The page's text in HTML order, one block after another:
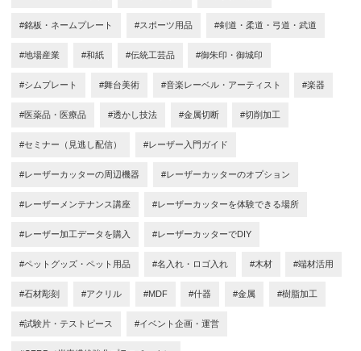
#銘板・ネームプレート #スポーツ用品 #剣道・柔道・弓道・武道
#地場産業 #和紙 #伝統工芸品 #御朱印・御城印
#シムプレート #舞台美術 #音楽レーベル・アーティスト #楽器
#医薬品・医療品 #透かし技法 #金属切断 #切削加工
#セミナー（見逃し配信） #レーザー入門ガイド
#レーザーカッターの周辺機器 #レーザーカッターのオプション
#レーザーメンテナンス講座 #レーザーカッターを体験できる場所
#レーザー加工データを購入 #レーザーカッターでDIY
#ペットグッズ・ペット用品 #名入れ・ロゴ入れ #木材 #端材活用
#石材彫刻 #アクリル #MDF #什器 #金属 #樹脂加工
#試験片・テストピース #イベント企画・運営